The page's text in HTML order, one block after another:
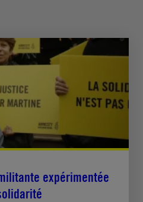
expérimentée